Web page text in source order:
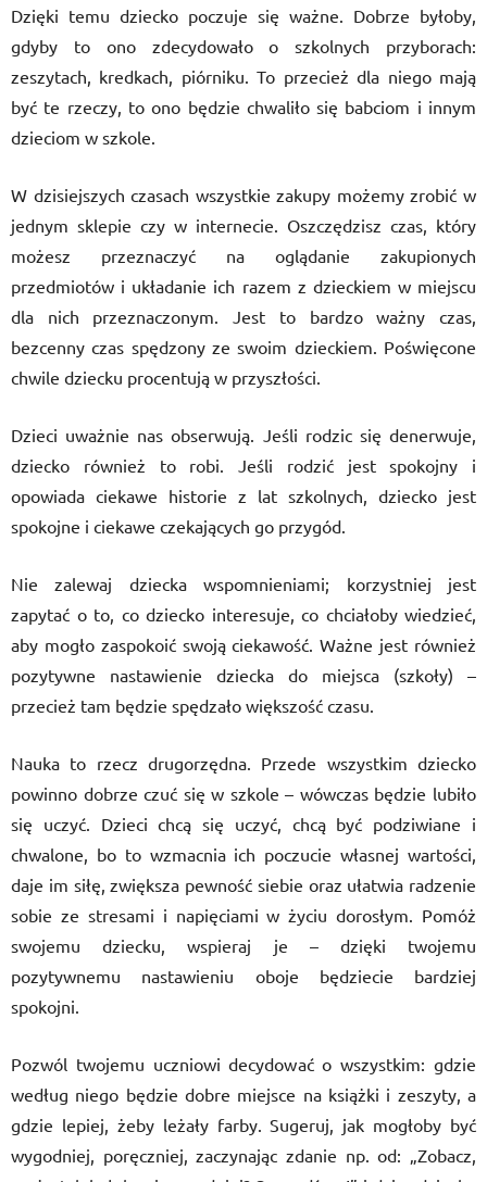
Dzięki temu dziecko poczuje się ważne. Dobrze byłoby,
gdyby to ono zdecydowało o szkolnych przyborach:
zeszytach, kredkach, piórniku. To przecież dla niego mają
być te rzeczy, to ono będzie chwaliło się babciom i innym
dzieciom w szkole.
W dzisiejszych czasach wszystkie zakupy możemy zrobić w
jednym sklepie czy w internecie. Oszczędzisz czas, który
możesz przeznaczyć na oglądanie zakupionych
przedmiotów i układanie ich razem z dzieckiem w miejscu
dla nich przeznaczonym. Jest to bardzo ważny czas,
bezcenny czas spędzony ze swoim dzieckiem. Poświęcone
chwile dziecku procentują w przyszłości.
Dzieci uważnie nas obserwują. Jeśli rodzic się denerwuje,
dziecko również to robi. Jeśli rodzić jest spokojny i
opowiada ciekawe historie z lat szkolnych, dziecko jest
spokojne i ciekawe czekających go przygód.
Nie zalewaj dziecka wspomnieniami; korzystniej jest
zapytać o to, co dziecko interesuje, co chciałoby wiedzieć,
aby mogło zaspokoić swoją ciekawość. Ważne jest również
pozytywne nastawienie dziecka do miejsca (szkoły) –
przecież tam będzie spędzało większość czasu.
Nauka to rzecz drugorzędna. Przede wszystkim dziecko
powinno dobrze czuć się w szkole – wówczas będzie lubiło
się uczyć. Dzieci chcą się uczyć, chcą być podziwiane i
chwalone, bo to wzmacnia ich poczucie własnej wartości,
daje im siłę, zwiększa pewność siebie oraz ułatwia radzenie
sobie ze stresami i napięciami w życiu dorosłym. Pomóż
swojemu dziecku, wspieraj je – dzięki twojemu
pozytywnemu nastawieniu oboje będziecie bardziej
spokojni.
Pozwól twojemu uczniowi decydować o wszystkim: gdzie
według niego będzie dobre miejsce na książki i zeszyty, a
gdzie lepiej, żeby leżały farby. Sugeruj, jak mogłoby być
wygodniej, poręczniej, zaczynając zdanie np. od: „Zobacz,